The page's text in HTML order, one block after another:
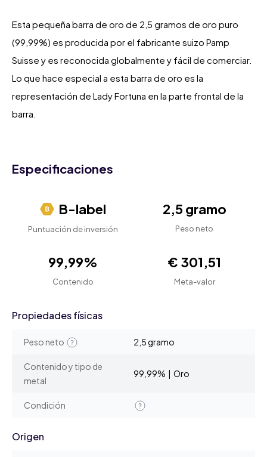
Esta pequeña barra de oro de 2,5 gramos de oro puro
(99,99%) es producida por el fabricante suizo Pamp
Suisse y es reconocida globalmente y fácil de comerciar.
Lo que hace especial a esta barra de oro es la
representación de Lady Fortuna en la parte frontal de la
barra.
Especificaciones
B-label
Puntuación de inversión
2,5 gramo
Peso neto
99,99%
Contenido
€ 301,51
Meta-valor
Propiedades físicas
Peso neto 2,5 gramo
Contenido y tipo de
metal
99,99% | Oro
Condición
Origen